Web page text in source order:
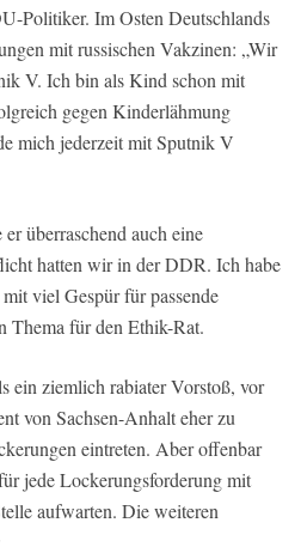
Politiker. Im Osten Deutschlands
mit russischen Vakzinen: „Wir
V. Ich bin als Kind schon mit
gegen Kinderlähmung
mich jederzeit mit Sputnik V
überraschend auch eine
hatten wir in der DDR. Ich habe
viel Gespür für passende
Thema für den Ethik-Rat.
ein ziemlich rabiater Vorstoß, vor
von Sachsen-Anhalt eher zu
eintreten. Aber offenbar
jede Lockerungsforderung mit
aufwarten. Die weiteren